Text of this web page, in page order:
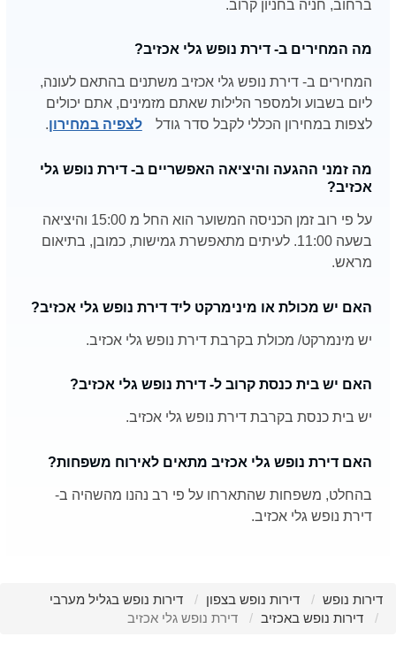
ברחוב, חניה בחניון קרוב.
מה המחירים ב- דירת נופש גלי אכזיב?
המחירים ב- דירת נופש גלי אכזיב משתנים בהתאם לעונה,
ליום בשבוע ולמספר הלילות שאתם מזמינים, אתם יכולים
לצפות במחירון הכללי לקבל סדר גודל
לצפיה במחירון.
מה זמני ההגעה והיציאה האפשריים ב- דירת נופש גלי
אכזיב?
על פי רוב זמן הכניסה המשוער הוא החל מ 15:00 והיציאה
בשעה 11:00. לעיתים מתאפשרת גמישות, כמובן, בתיאום
מראש.
האם יש מכולת או מינימרקט ליד דירת נופש גלי אכזיב?
יש מינמרקט/ מכולת בקרבת דירת נופש גלי אכזיב.
האם יש בית כנסת קרוב ל- דירת נופש גלי אכזיב?
יש בית כנסת בקרבת דירת נופש גלי אכזיב.
האם דירת נופש גלי אכזיב מתאים לאירוח משפחות?
בהחלט, משפחות שהתארחו על פי רב נהנו מהשהיה ב-
דירת נופש גלי אכזיב.
דירות נופש דירות נופש בצפון
דירות נופש בגליל מערבי
דירות נופש באכזיב
דירת נופש גלי אכזיב